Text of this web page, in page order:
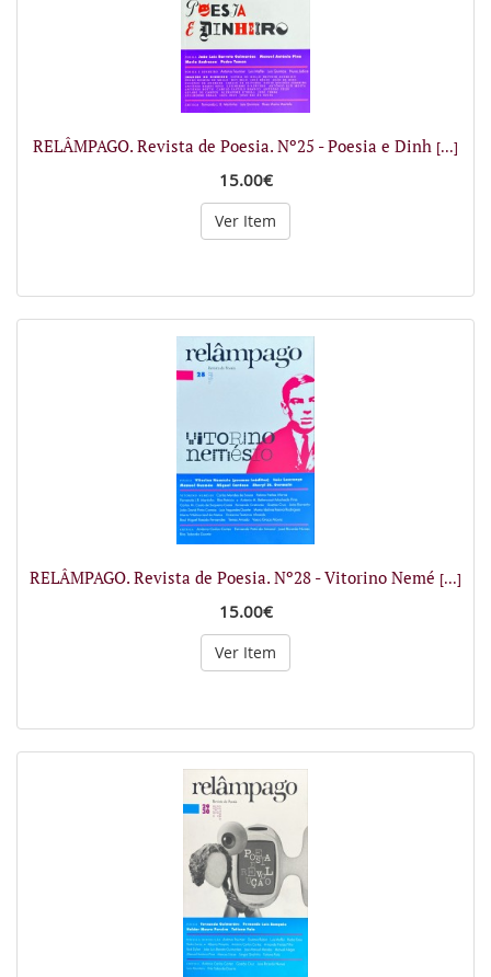
RELÂMPAGO. Revista de Poesia. Nº25 - Poesia e Dinh [...]
15.00€
Ver Item
RELÂMPAGO. Revista de Poesia. Nº28 - Vitorino Nemé [...]
15.00€
Ver Item